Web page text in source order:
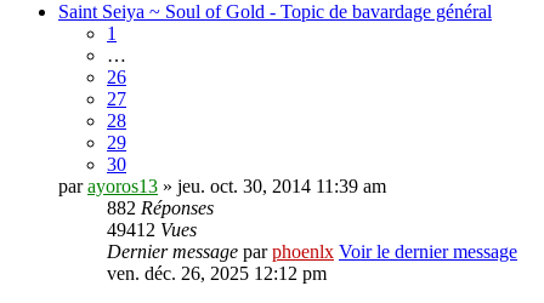
Saint Seiya ~ Soul of Gold - Topic de bavardage général
1
…
26
27
28
29
30
parayoros13 » jeu. oct. 30, 2014 11:39 am
882 Réponses
49412 Vues
Dernier message parphoenlx Voir le dernier message
ven. déc. 26, 2025 12:12 pm